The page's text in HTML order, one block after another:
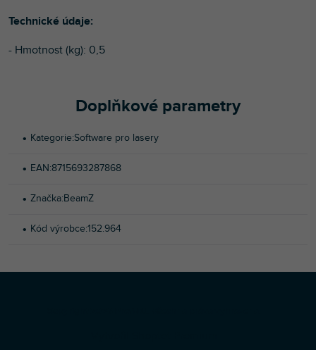
Technické údaje:
- Hmotnost (kg): 0,5
Doplňkové parametry
Kategorie:Software pro lasery
EAN:8715693287868
Značka:BeamZ
Kód výrobce:152.964